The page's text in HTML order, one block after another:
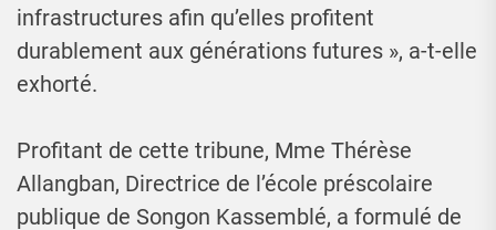
infrastructures afin qu’elles profitent
durablement aux générations futures », a-t-elle
exhorté.
Profitant de cette tribune, Mme Thérèse
Allangban, Directrice de l’école préscolaire
publique de Songon Kassemblé, a formulé de